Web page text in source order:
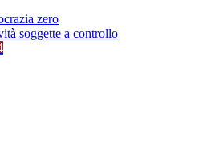
zero
soggette a controllo